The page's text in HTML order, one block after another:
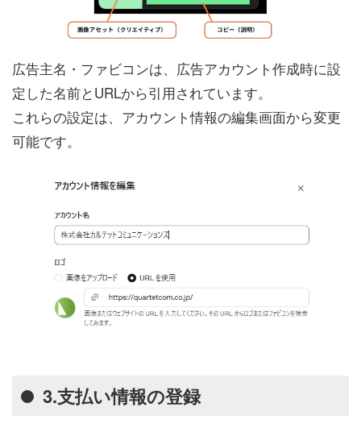
広告主名・ファビコンは、広告アカウント作成時に設
定した名前とURLから引用されています。
これらの設定は、アカウント情報の編集画面から変更
可能です。
3.支払い情報の登録